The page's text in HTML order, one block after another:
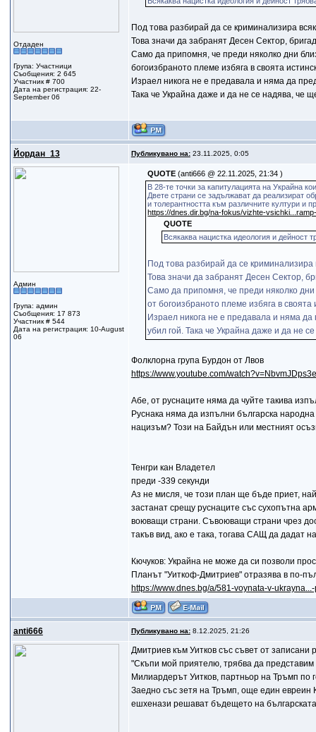
Отдаден
Група: Участници
Съобщения: 2 645
Участник # 700
Дата на регистрация: 22-
September 06
Под това разбирай да се криминализира
Това значи да забранят Десен Сектор,
Само да припомня, че преди няколко дни
богоизбраното племе избяга в своята
Израел никога не е предавала и няма да
Така че Украйна даже и да не се надява, че
Йордан_13 Публикувано на:23.11.2025, 0:05
Админ
Група: админ
Съобщения: 17 873
Участник # 544
Дата на регистрация: 10-August
06
QUOTE (anti666 @ 22.11.2025, 21:34 )
В 28-те точки за капитулацията на Украйна
Двете страни се задължават да реализират
и толерантността към различните култури и
https://dnes.dir.bg/na-fokus/vizhte-
QUOTE
Всякаква нацистка идеология и дейност
Под това разбирай да се
Това значи да забранят Десен Сектор,
Само да припомня, че преди няколко
от богоизбраното племе избяга в
Израел никога не е предавала и няма
убил гой. Така че Украйна даже и да не
Фолклорна група Бурдон от Лвов
https://www.youtube.com/
Абе, от руснаците няма да чуйте такива
Руснака няма да изпълни българска
нацизъм? Този на Байдън или местният
Тенгри кан Владетел
преди -339 секунди
Аз не мисля, че този план ще бъде приет,
застанат срещу руснаците със сухопътна
воюващи страни. Съвоюващи страни чрез
такъв вид, ако е така, тогава САЩ да дадат
Кючуков: Украйна не може да си позволи
Планът "Уиткоф-Дмитриев" отразява в по-
https://www.dnes.bg/a/581-voynata-v-
anti666 Публикувано на:8.12.2025, 21:26
Дмитриев към Уитков със съвет от записани
"Скъпи мой приятелю, трябва да
Милиардерът Уитков, партньор на Тръмп по
Заедно със зетя на Тръмп, още един евреин
ешхенази решават бъдещето на